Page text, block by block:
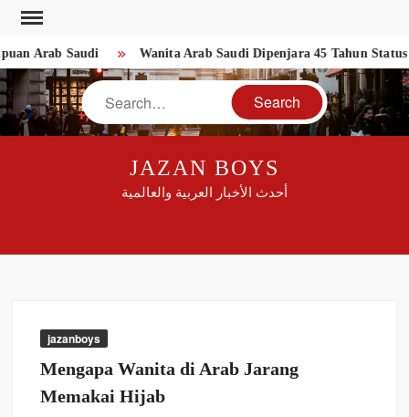
Skip
content
Arab Saudi Wanita Arab Saudi Dipenjara 45 Tahun Status
Search
JAZAN BOYS
أحدث الأخبار العربية والعالمية
jazanboys
Mengapa Wanita di Arab Jarang
Memakai Hijab